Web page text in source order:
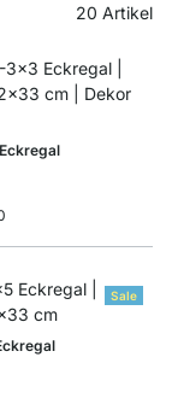
20 Artikel
Sale